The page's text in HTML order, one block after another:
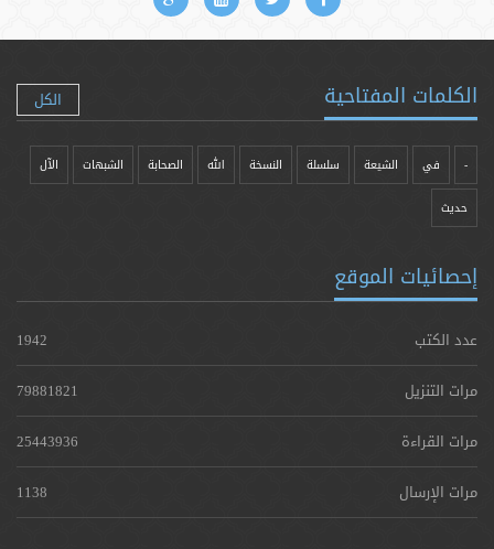
الكلمات المفتاحية الكل
- في الشيعة سلسلة النسخة الله الصحابة الشبهات الآل
حدیث
إحصائيات الموقع
عدد الكتب
1942
مرات التنزيل
79881821
مرات القراءة
25443936
مرات الإرسال
1138